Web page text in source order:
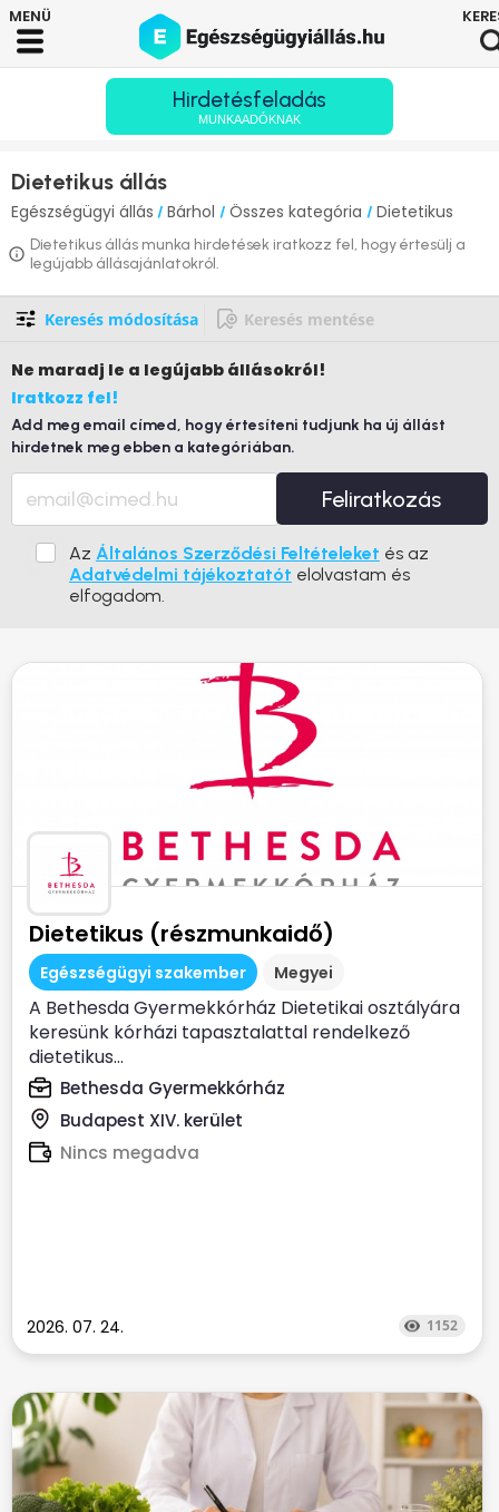
Hirdetésfeladás
MUNKAADÓKNAK
Dietetikus állás
Egészségügyi állás / Bárhol / Összes kategória / Dietetikus
Dietetikus állás munka hirdetések iratkozz fel, hogy értesülj a
legújabb állásajánlatokról.
Keresés módosítása Keresés mentése
Ne maradj le a legújabb állásokról!
Iratkozz fel!
Add meg email címed, hogy értesíteni tudjunk ha új állást
hirdetnek meg ebben a kategóriában.
Feliratkozás
Az Általános Szerződési Feltételeket és az
Adatvédelmi tájékoztatót elolvastam és
elfogadom.
Dietetikus (részmunkaidő)
Egészségügyi szakember Megyei
A Bethesda Gyermekkórház Dietetikai osztályára
keresünk kórházi tapasztalattal rendelkező
dietetikus...
Bethesda Gyermekkórház
Budapest XIV. kerület
Nincs megadva
2026. 07. 24. 1152